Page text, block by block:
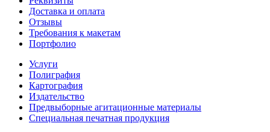
Доставка и оплата
Отзывы
Требования к макетам
Портфолио
Услуги
Полиграфия
Картография
Издательство
Предвыборные агитационные материалы
Специальная печатная продукция